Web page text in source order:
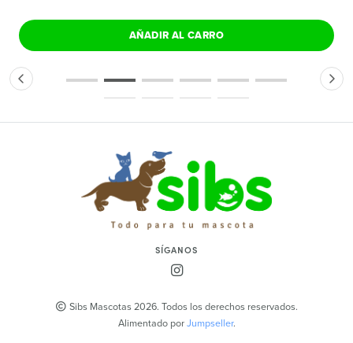
AÑADIR AL CARRO
SÍGANOS
Sibs Mascotas 2026. Todos los derechos reservados.
Alimentado porJumpseller.